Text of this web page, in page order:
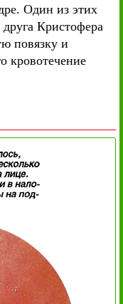
Один из этих
Кристофера
повязку и
кровотечение